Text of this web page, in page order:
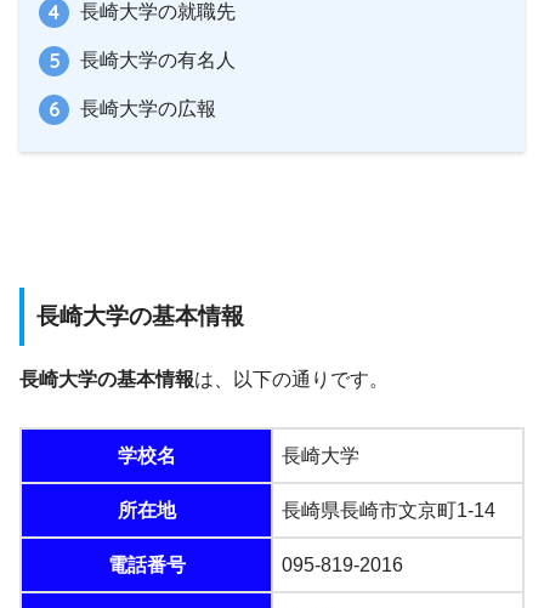
長崎大学の就職先
長崎大学の有名人
長崎大学の広報
長崎大学の基本情報
長崎大学の基本情報は、以下の通りです。
学校名 長崎大学
所在地 長崎県長崎市文京町1-14
電話番号 095-819-2016